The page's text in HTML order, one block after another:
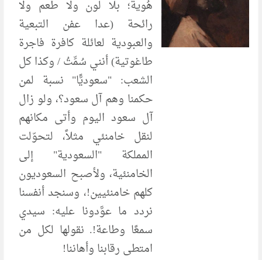
هُوية؛ بلا لون ولا طعم ولا
رائحة (عدا عفن التبعية
والعبودية لعائلة كافرة فاجرة
طاغوتية) أنني سُمِّتُ / وكذا كل
الشعب: "سعوديًّا" نسبة لمن
حكمنا وهم آل سعود؟، ولو زال
آل سعود اليوم وأتى مكانهم
لنقل خامنئي مثلاً، لتحوّلت
المملكة "السعودية" إلى
الخامنئية، ولأصبح السعوديون
كلهم خامنئيين!، وسنجد أنفسنا
نردد ما عوَّدونا عليه: سيدي
سمعًا وطاعة!. نقولها لكل من
امتطى رقابنا وأهاننا!